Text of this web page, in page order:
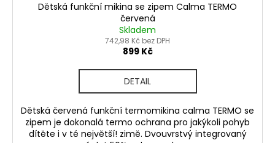
Dětská funkční mikina se zipem Calma TERMO
červená
Skladem
742,98 Kč bez DPH
899 Kč
DETAIL
Dětská červená funkční termomikina calma TERMO se
zipem je dokonalá termo ochrana pro jakýkoli pohyb
dítěte i v té největší! zimě. Dvouvrstvý integrovaný